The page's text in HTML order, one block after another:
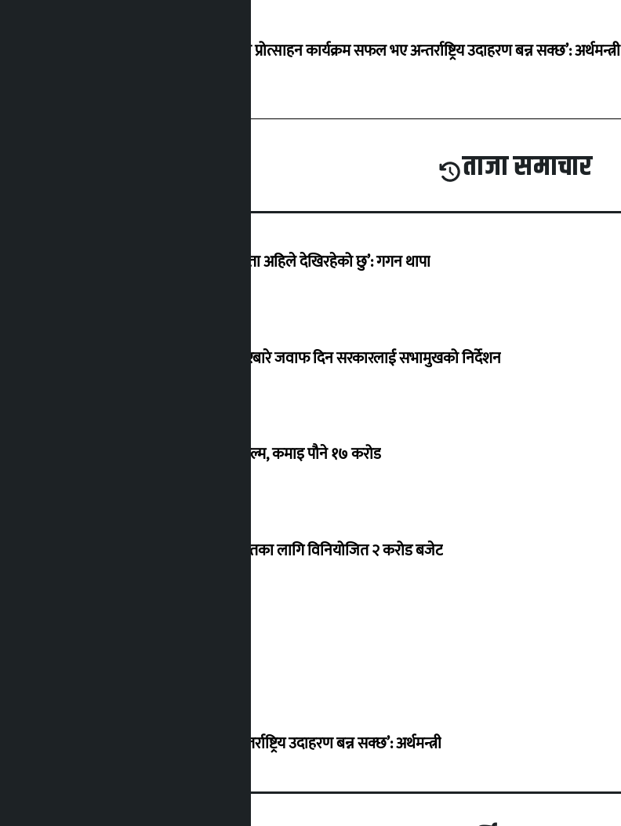
‘करदाता प्रोत्साहन कार्यक्रम सफल भए अन्तर्राष्ट्रिय उदाहरण बन्न सक्छ’: अर्थमन्त्री
ताजा समाचार
‘देशमा कहिल्यै नभएको शासकीय अराजकता अहिले देखिरहेको छु’: गगन थापा
सांसद यादवले उठाएको ढल्केबर ट्रमा सेन्टरबारे जवाफ दिन सरकारलाई सभामुखको निर्देशन
‘गौंथली’ बन्यो धेरै कमाउने सातौं नेपाली फिल्म, कमाइ पौने १७ करोड
शेखरले अस्वीकार गरे कोइराला निवास मर्मतका लागि विनियोजित २ करोड बजेट
‘करदाता प्रोत्साहन कार्यक्रम सफल भए अन्तर्राष्ट्रिय उदाहरण बन्न सक्छ’: अर्थमन्त्री